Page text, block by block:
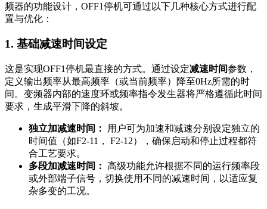
频器的功能设计，OFF1停机可通过以下几种核心方式进行配
置与优化：
1. 基础减速时间设定
这是实现OFF1停机最直接的方式。通过设定减速时间参数，
定义输出频率从最高频率（或当前频率）降至0Hz所需的时
间。变频器内部的速度环或频率指令发生器将严格遵循此时间
要求，生成平滑下降的斜坡。
独立加减速时间：
用户可为加速和减速分别设定独立的
时间值（如F2-11， F2-12），确保启动和停止过程都符
合工艺要求。
多段加减速时间： 高级功能允许根据不同的运行频率段
或外部端子信号，切换使用不同的减速时间，以适应复
杂多变的工况。